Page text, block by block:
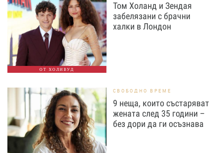
ОТ ХОЛИВУД
Том Холанд и Зендая
забелязани с брачни
халки в Лондон
СВОБОДНО ВРЕМЕ
9 неща, които състаряват
жената след 35 години –
без дори да ги осъзнава